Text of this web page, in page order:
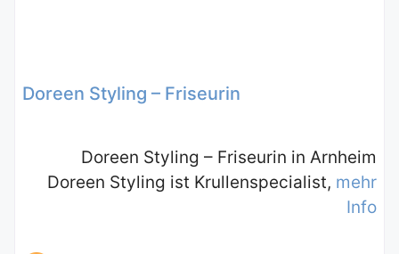
Doreen Styling – Friseurin
Doreen Styling – Friseurin in Arnheim
Doreen Styling ist Krullenspecialist, mehr
Info